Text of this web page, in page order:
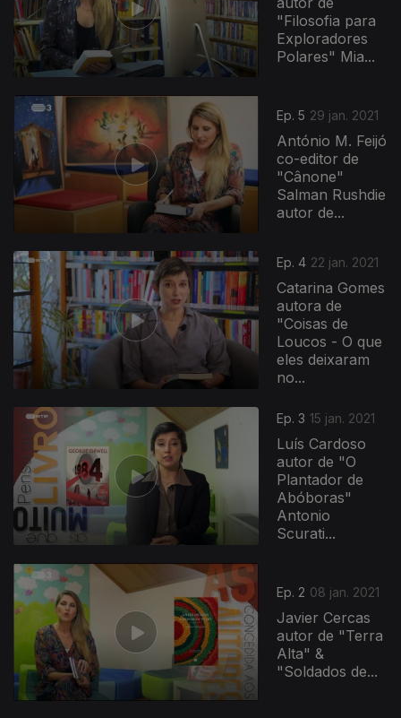
"Filosofia para
Exploradores
Polares" Mia...
Ep. 5 29 jan. 2021
António M. Feijó
co-editor de
"Cânone"
Salman Rushdie
autor de...
Ep. 4 22 jan. 2021
Catarina Gomes
autora de
"Coisas de
Loucos - O que
eles deixaram
no...
Ep. 3 15 jan. 2021
Luís Cardoso
autor de "O
Plantador de
Abóboras"
Antonio
Scurati...
Ep. 2 08 jan. 2021
Javier Cercas
autor de "Terra
Alta" &
"Soldados de...